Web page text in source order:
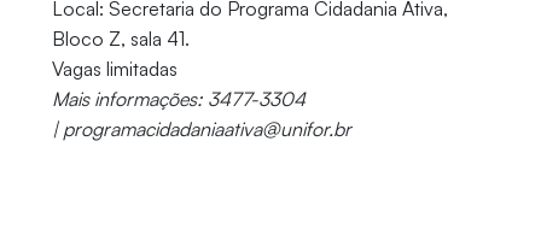
Local: Secretaria do Programa Cidadania Ativa,
Bloco Z, sala 41.
Vagas limitadas
Mais informações: 3477-3304
| programacidadaniaativa@unifor.br